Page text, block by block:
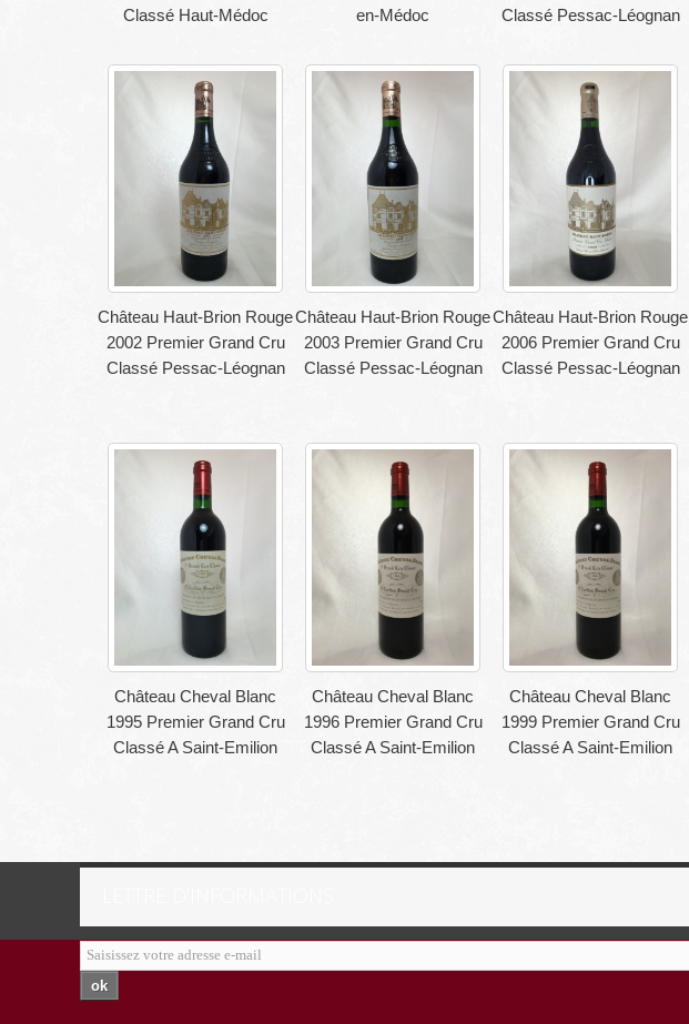
Classé Haut-Médoc
en-Médoc
Classé Pessac-Léognan
Château Haut-Brion Rouge
2002 Premier Grand Cru
Classé Pessac-Léognan
Château Haut-Brion Rouge
2003 Premier Grand Cru
Classé Pessac-Léognan
Château Haut-Brion Rouge
2006 Premier Grand Cru
Classé Pessac-Léognan
Château Cheval Blanc
1995 Premier Grand Cru
Classé A Saint-Emilion
Château Cheval Blanc
1996 Premier Grand Cru
Classé A Saint-Emilion
Château Cheval Blanc
1999 Premier Grand Cru
Classé A Saint-Emilion
ok